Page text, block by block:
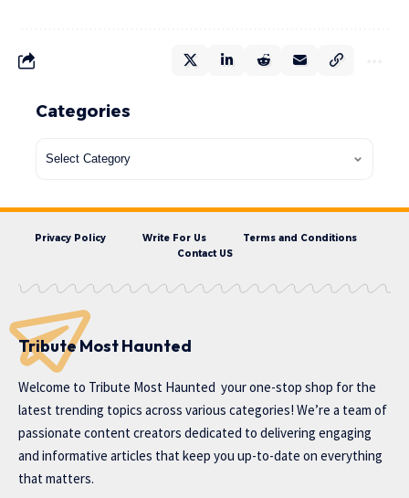
Categories
Privacy Policy Write For Us
Terms and Conditions
Contact US
Tribute Most Haunted
Welcome to Tribute Most Haunted your one-stop shop for the
latest trending topics across various categories! We’re a team of
passionate content creators dedicated to delivering engaging
and informative articles that keep you up-to-date on everything
that matters.